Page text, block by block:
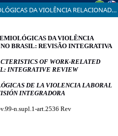
CARACTERÍSTICAS EPIDEMIOLÓGICAS DA VIOLÊNCIA RELACIONADA AO TRABALHO NO BRASIL